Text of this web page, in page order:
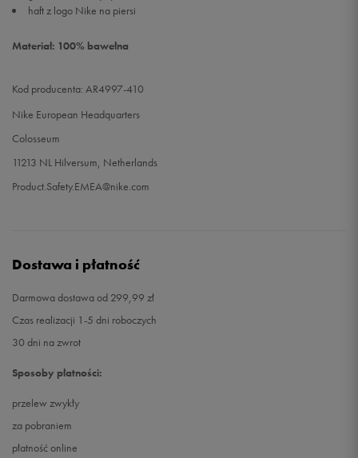
haft z logo Nike na piersi
Materiał: 100% bawełna
Kod producenta: AR4997-410
Nike European Headquarters
Colosseum
11213 NL Hilversum, Netherlands
Product.Safety.EMEA@nike.com
Dostawa i płatność
Darmowa dostawa od 299,99 zł
Czas realizacji 1-5 dni roboczych
30 dni na zwrot
Sposoby płatności:
przelew zwykły
za pobraniem
płatność online